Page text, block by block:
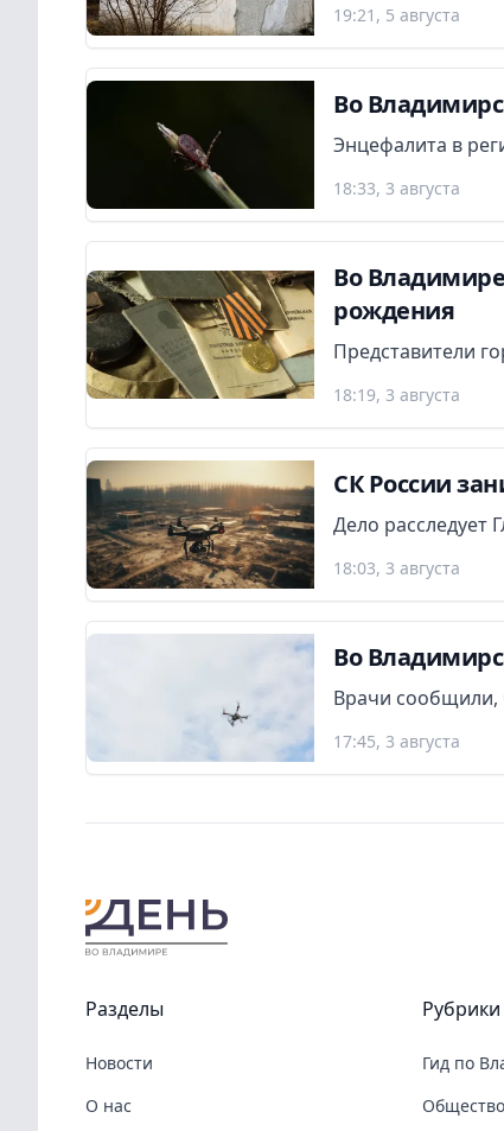
19:21, 5 августа
Во
Энцефалита в
18:33, 3 августа
Во
рождения
Представители
18:19, 3 августа
СК России
Дело расследует
18:03, 3 августа
Во
Врачи сообщили,
17:45, 3 августа
Разделы
Новости
О нас
Рубрики
Гид по
Общество